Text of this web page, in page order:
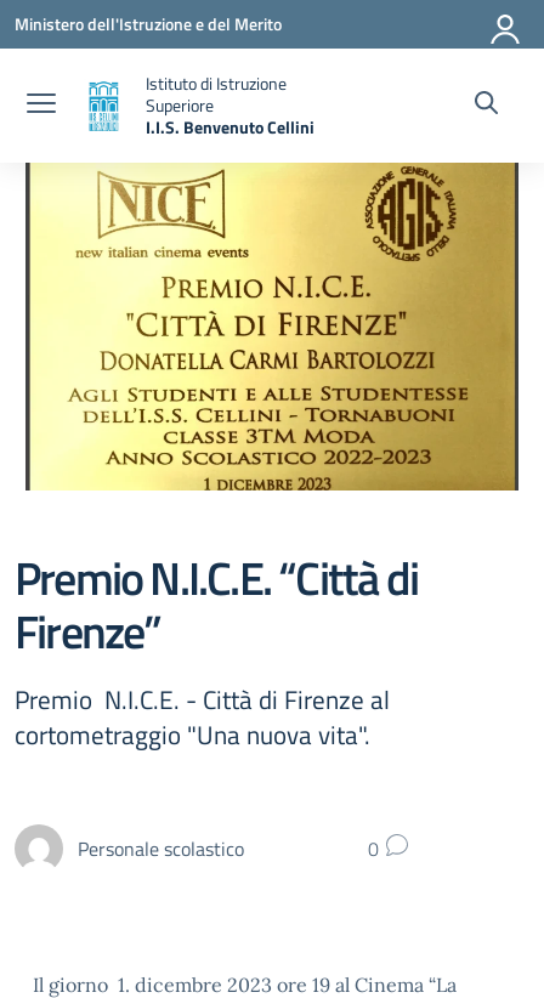
Vai ai contenuti
Vai al menu di navigazione
Vai al footer
Ministero dell'Istruzione e del Merito
Istituto di Istruzione
Superiore
I.I.S. Benvenuto Cellini
Premio N.I.C.E. “Città di
Firenze”
Premio N.I.C.E. - Città di Firenze al
cortometraggio "Una nuova vita".
Personale scolastico 0
Il giorno 1. dicembre 2023 ore 19 al Cinema “La